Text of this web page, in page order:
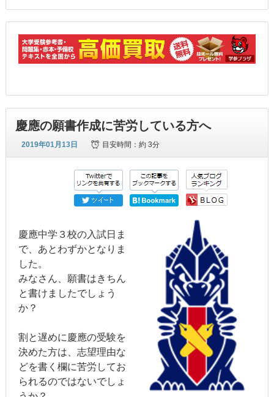
慶應の願書作成に苦労している方へ
2019年01月13日 目安時間：約 3分
慶應中学３校の入試日ま
で、あとわずかとなりま
した。
みなさん、願書はきちん
と書けましたでしょう
か？
割と遅めに慶應の受験を
決めた方は、志望理由な
どを書く欄に苦労してお
られるのではないでしょ